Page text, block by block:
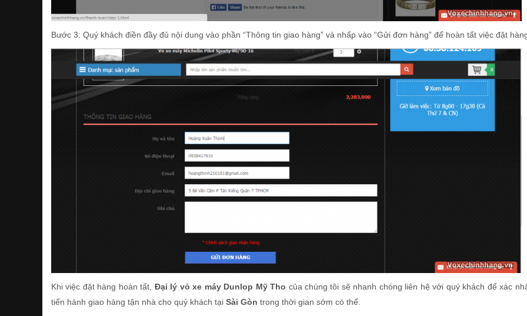
Bước 3: Quý khách điền đầy đủ nội dung vào phần “Thông tin giao hàng” và nhấp vào “Gửi đơn hàng” để hoàn tất việc đặt
Khi việc đặt hàng hoàn tất, Đại lý vỏ xe máy Dunlop Mỹ Tho của chúng tôi sẽ nhanh chóng liên hệ với quý khách để xác
tiến hành giao hàng tận nhà cho quý khách tại Sài Gòn trong thời gian sớm có thể.